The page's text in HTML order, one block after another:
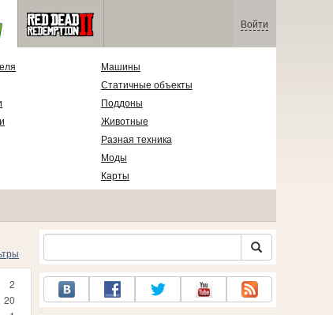
Войти
Машины
Статичные объекты
Поддоны
Животные
Разная техника
Моды
Карты
2
20